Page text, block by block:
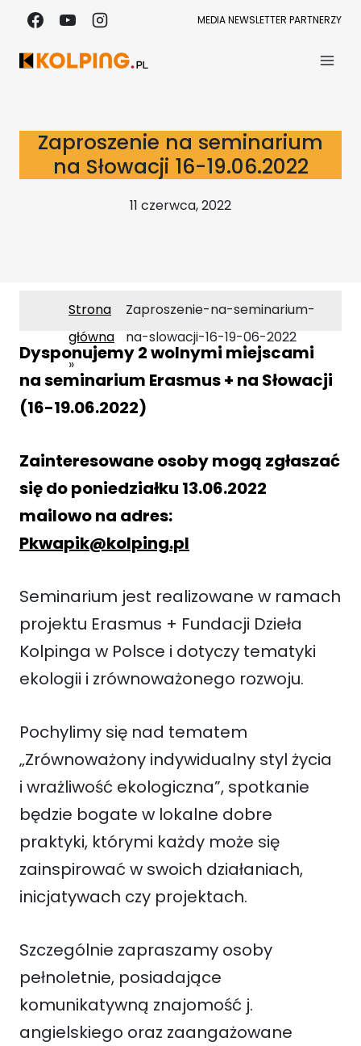
Przejdź
treści
MEDIANEWSLETTER PARTNERZY
Zaproszenie na seminarium
na Słowacji 16-19.06.2022
11 czerwca, 2022
Strona
główna
Zaproszenie-na-seminarium-
na-slowacji-16-19-06-2022
Dysponujemy 2 wolnymi miejscami
na seminarium Erasmus + na Słowacji
(16-19.06.2022)
Zainteresowane osoby mogą zgłaszać
się do poniedziałku 13.06.2022
mailowo na adres:
Pkwapik@kolping.pl
Seminarium jest realizowane w ramach
projektu Erasmus + Fundacji Dzieła
Kolpinga w Polsce i dotyczy tematyki
ekologii i zrównoważonego rozwoju.
Pochylimy się nad tematem
„Zrównoważony indywidualny styl życia
i wrażliwość ekologiczna”, spotkanie
będzie bogate w lokalne dobre
praktyki, którymi każdy może się
zainspirować w swoich działaniach,
inicjatywach czy projektach.
Szczególnie zapraszamy osoby
pełnoletnie, posiadające
komunikatywną znajomość j.
angielskiego oraz zaangażowane